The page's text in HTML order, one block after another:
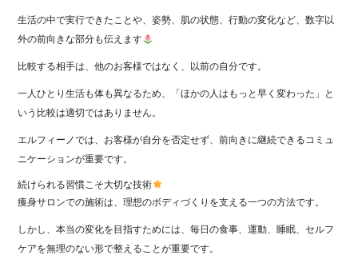
生活の中で実行できたことや、姿勢、肌の状態、行動の変化など、数字以
外の前向きな部分も伝えます
比較する相手は、他のお客様ではなく、以前の自分です。
一人ひとり生活も体も異なるため、「ほかの人はもっと早く変わった」と
いう比較は適切ではありません。
エルフィーノでは、お客様が自分を否定せず、前向きに継続できるコミュ
ニケーションが重要です。
続けられる習慣こそ大切な技術
痩身サロンでの施術は、理想のボディづくりを支える一つの方法です。
しかし、本当の変化を目指すためには、毎日の食事、運動、睡眠、セルフ
ケアを無理のない形で整えることが重要です。